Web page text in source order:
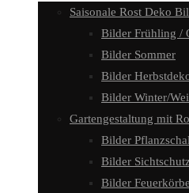
Saisonale Rost Deko
Bilder Frühling /
Bilder Sommer
Bilder
Bilder Winter/
Gartengestaltung mit
Bilder
Bilder Sichtschutz
Bilder